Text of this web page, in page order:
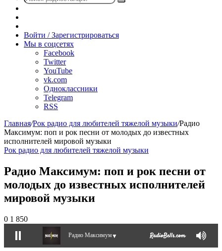
Поиск
радио
Войти / Зарегистрироваться
Мы в соцсетях
Facebook
Twitter
YouTube
vk.com
Одноклассники
Telegram
RSS
Главная/Рок радио для любителей тяжелой музыки/Радио
Максимум: поп и рок песни от молодых до известных
исполнителей мировой музыки
Рок радио для любителей тяжелой музыки
Радио Максимум: поп и рок песни от
молодых до известных исполнителей
мировой музыки
0 1 850
Радио Максимум▼